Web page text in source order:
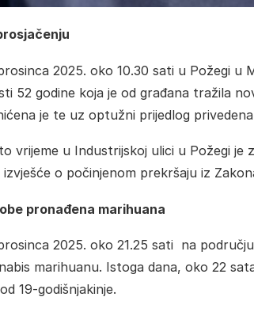
2025. oko 10.30 sati u Požegi
52 godine koja je od građana tražila
je te uz optužni prijedlog
vrijeme u Industrijskoj ulici u Požegi
izvješće o počinjenom prekršaju iz
pronađena marihuana
2025. oko 21.25 sati na
marihuanu. Istoga dana, oko 22
19-godišnjakinje.